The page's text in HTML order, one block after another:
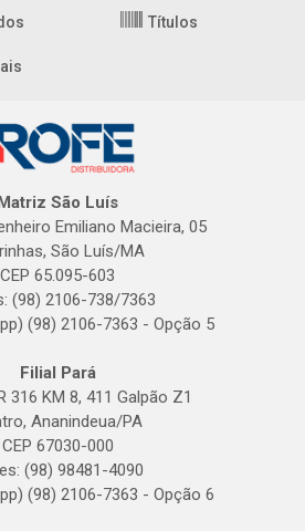
Títulos
São Luís
Emiliano Macieira, 05
São Luís/MA
CEP 65.095-603
(98) 2106-738/7363
(98) 2106-7363 - Opção 5
Filial Pará
316 KM 8, 411 Galpão Z1
Ananindeua/PA
CEP 67030-000
(98) 98481-4090
(98) 2106-7363 - Opção 6